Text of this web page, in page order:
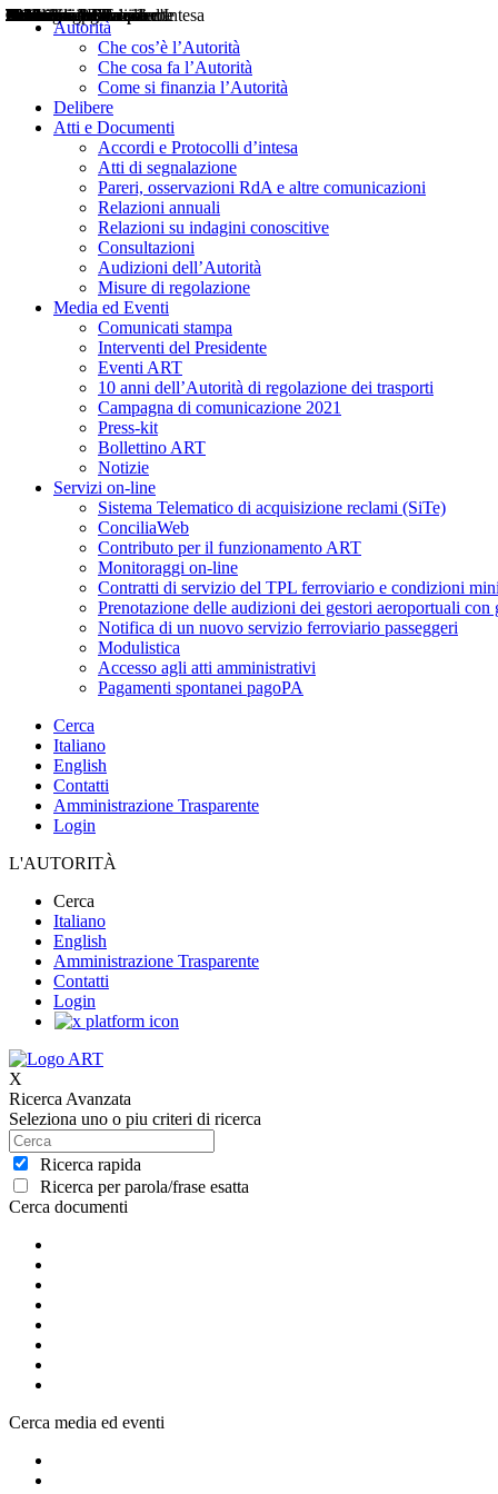
Autorità
Che cos’è l’Autorità
Che cosa fa l’Autorità
Come si finanzia l’Autorità
Delibere
Atti e Documenti
Accordi e Protocolli d’intesa
Atti di segnalazione
Pareri, osservazioni RdA e altre comunicazioni
Relazioni annuali
Relazioni su indagini conoscitive
Consultazioni
Audizioni dell’Autorità
Misure di regolazione
Media ed Eventi
Comunicati stampa
Interventi del Presidente
Eventi ART
10 anni dell’Autorità di regolazione dei trasporti
Campagna di comunicazione 2021
Press-kit
Bollettino ART
Notizie
Servizi on-line
Sistema Telematico di acquisizione reclami (SiTe)
ConciliaWeb
Contributo per il funzionamento ART
Monitoraggi on-line
Contratti di servizio del TPL ferroviario e condizioni
Prenotazione delle audizioni dei gestori aeroportuali con
Notifica di un nuovo servizio ferroviario passeggeri
Modulistica
Accesso agli atti amministrativi
Pagamenti spontanei pagoPA
Cerca
Italiano
English
Contatti
Amministrazione Trasparente
Login
L'AUTORITÀ
Cerca
Italiano
English
Amministrazione Trasparente
Contatti
Login
X
Ricerca Avanzata
Seleziona uno o piu criteri di ricerca
Ricerca rapida
Ricerca per parola/frase esatta
Cerca documenti
Delibere
Pareri
Consultazioni
Audizioni
Atti di Segnalazione
Accordi e Protocolli d'Intesa
Relazioni annuali
Misure di regolazione
Cerca media ed eventi
Notizie
Comunicati Stampa
Bollettini ART
Convegni ART
Interviste del Presidente
Articoli in primo piano
Interventi del Presidente
2004
2005
2010
2013
2014
2015
2016
2017
2018
2019
202
2020
2021
2022
2023
2024
2025
2026
Aereo
Marittimo
Terrestre